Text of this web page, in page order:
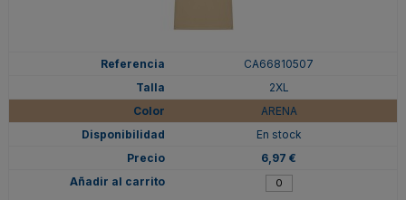
CA66810507
2XL
ARENA
En stock
6,97 €